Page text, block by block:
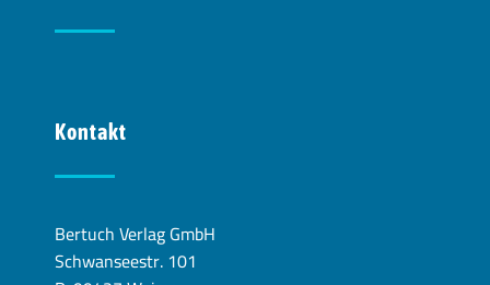
Kontakt
Bertuch Verlag GmbH
Schwanseestr. 101